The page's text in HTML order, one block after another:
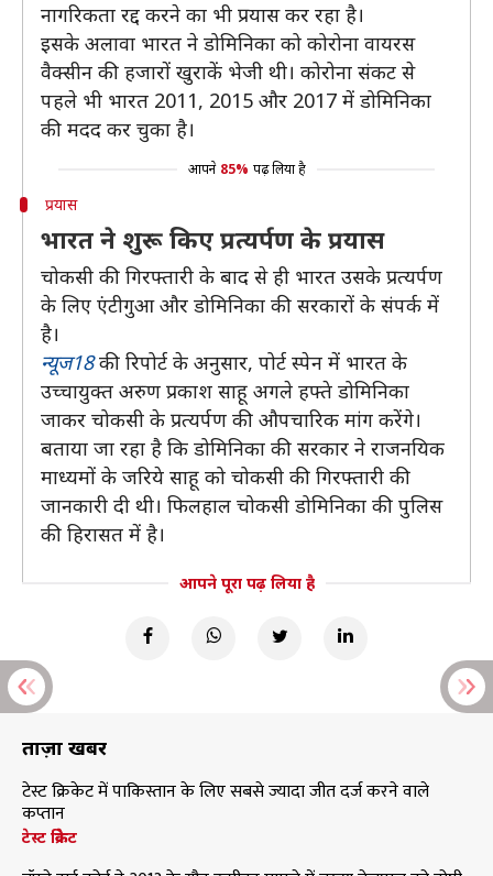
नागरिकता रद्द करने का भी प्रयास कर रहा है।
इसके अलावा भारत ने डोमिनिका को कोरोना वायरस
वैक्सीन की हजारों खुराकें भेजी थी। कोरोना संकट से
पहले भी भारत 2011, 2015 और 2017 में डोमिनिका
की मदद कर चुका है।
आपने 85% पढ़ लिया है
प्रयास
भारत ने शुरू किए प्रत्यर्पण के प्रयास
चोकसी की गिरफ्तारी के बाद से ही भारत उसके प्रत्यर्पण
के लिए एंटीगुआ और डोमिनिका की सरकारों के संपर्क में
है।
न्यूज18की रिपोर्ट के अनुसार, पोर्ट स्पेन में भारत के
उच्चायुक्त अरुण प्रकाश साहू अगले हफ्ते डोमिनिका
जाकर चोकसी के प्रत्यर्पण की औपचारिक मांग करेंगे।
बताया जा रहा है कि डोमिनिका की सरकार ने राजनयिक
माध्यमों के जरिये साहू को चोकसी की गिरफ्तारी की
जानकारी दी थी। फिलहाल चोकसी डोमिनिका की पुलिस
की हिरासत में है।
आपने पूरा पढ़ लिया है
ताज़ा खबरें
टेस्ट क्रिकेट में पाकिस्तान के लिए सबसे ज्यादा जीत दर्ज करने वाले
कप्तान
टेस्ट क्रिकेट